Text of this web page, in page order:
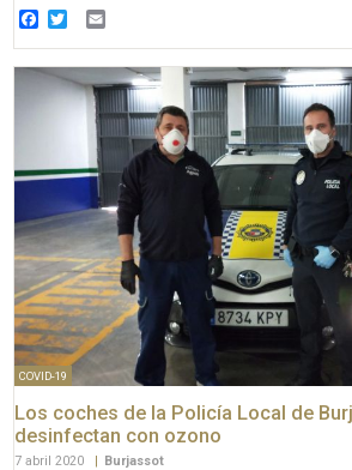
Facebook
Twitter
COVID-19
Los coches de la Policía Local de
desinfectan con ozono
7 abril 2020 | Burjassot